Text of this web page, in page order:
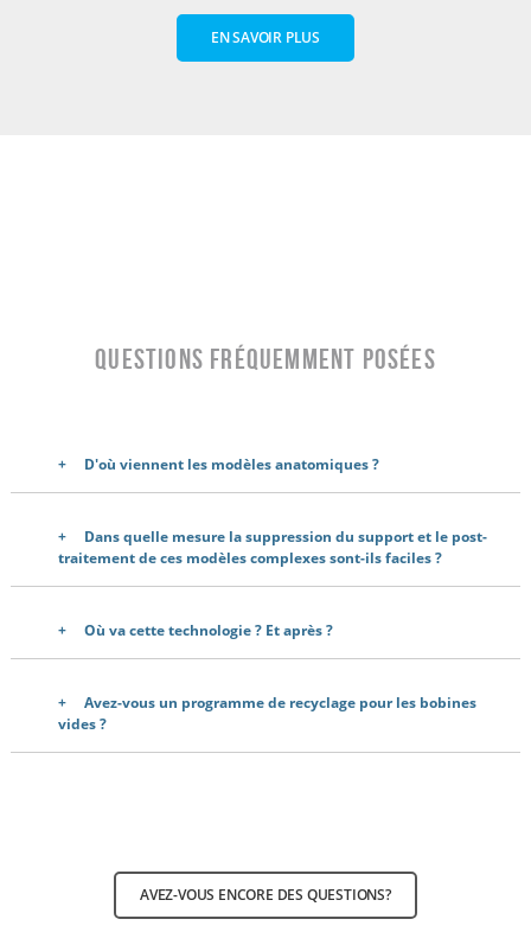
EN SAVOIR PLUS
Questions fréquemment posées
D'où viennent les modèles anatomiques ?
Dans quelle mesure la suppression du support et le post-
traitement de ces modèles complexes sont-ils faciles ?
Où va cette technologie ? Et après ?
Avez-vous un programme de recyclage pour les bobines
vides ?
AVEZ-VOUS ENCORE DES QUESTIONS?